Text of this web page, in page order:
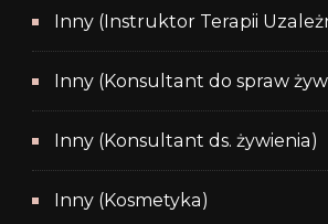
Inny (Instruktor Terapii
Inny (Konsultant do spraw
Inny (Konsultant ds. żywienia)
Inny (Kosmetyka)